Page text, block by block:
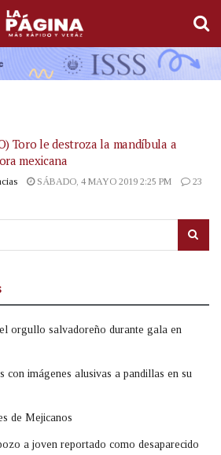
Toro le destroza la mandíbula a
mexicana
SÁBADO, 4 MAYO 2019 2:25 PM 23
orgullo salvadoreño durante gala en
con imágenes alusivas a pandillas en su
de Mejicanos
a joven reportado como desaparecido